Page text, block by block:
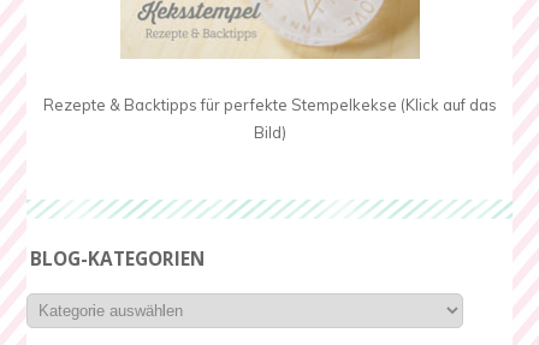
Rezepte & Backtipps für perfekte Stempelkekse (Klick auf das
Bild)
BLOG-KATEGORIEN
Blog-
Kategorien